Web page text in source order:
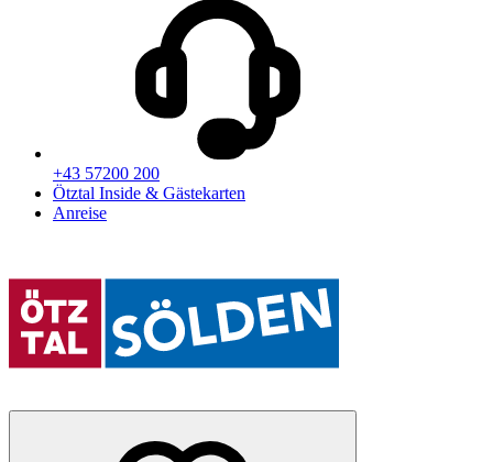
+43 57200 200
Ötztal Inside & Gästekarten
Anreise